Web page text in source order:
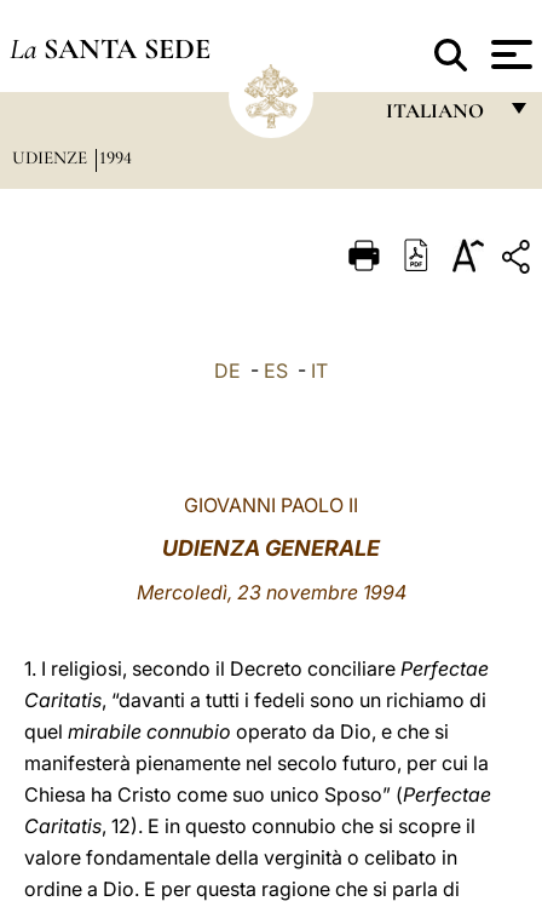
La SANTA SEDE
ITALIANO
ITALIANO
LATINE
UDIENZE 1994
DE - ES - IT
GIOVANNI PAOLO II
UDIENZA GENERALE
Mercoledì, 23 novembre 1994
1. I religiosi, secondo il Decreto conciliare Perfectae
Caritatis, “davanti a tutti i fedeli sono un richiamo di
quel mirabile connubio operato da Dio, e che si
manifesterà pienamente nel secolo futuro, per cui la
Chiesa ha Cristo come suo unico Sposo” (Perfectae
Caritatis, 12). E in questo connubio che si scopre il
valore fondamentale della verginità o celibato in
ordine a Dio. E per questa ragione che si parla di